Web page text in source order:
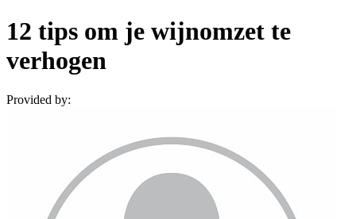
12 tips om je wijnomzet te
verhogen
Provided by: